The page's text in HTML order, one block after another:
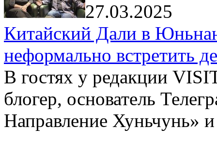
27.03.2025
Китайский Дали в
неформально встретить
В гостях у редакции
блогер, основатель
Направление Хуньчунь»